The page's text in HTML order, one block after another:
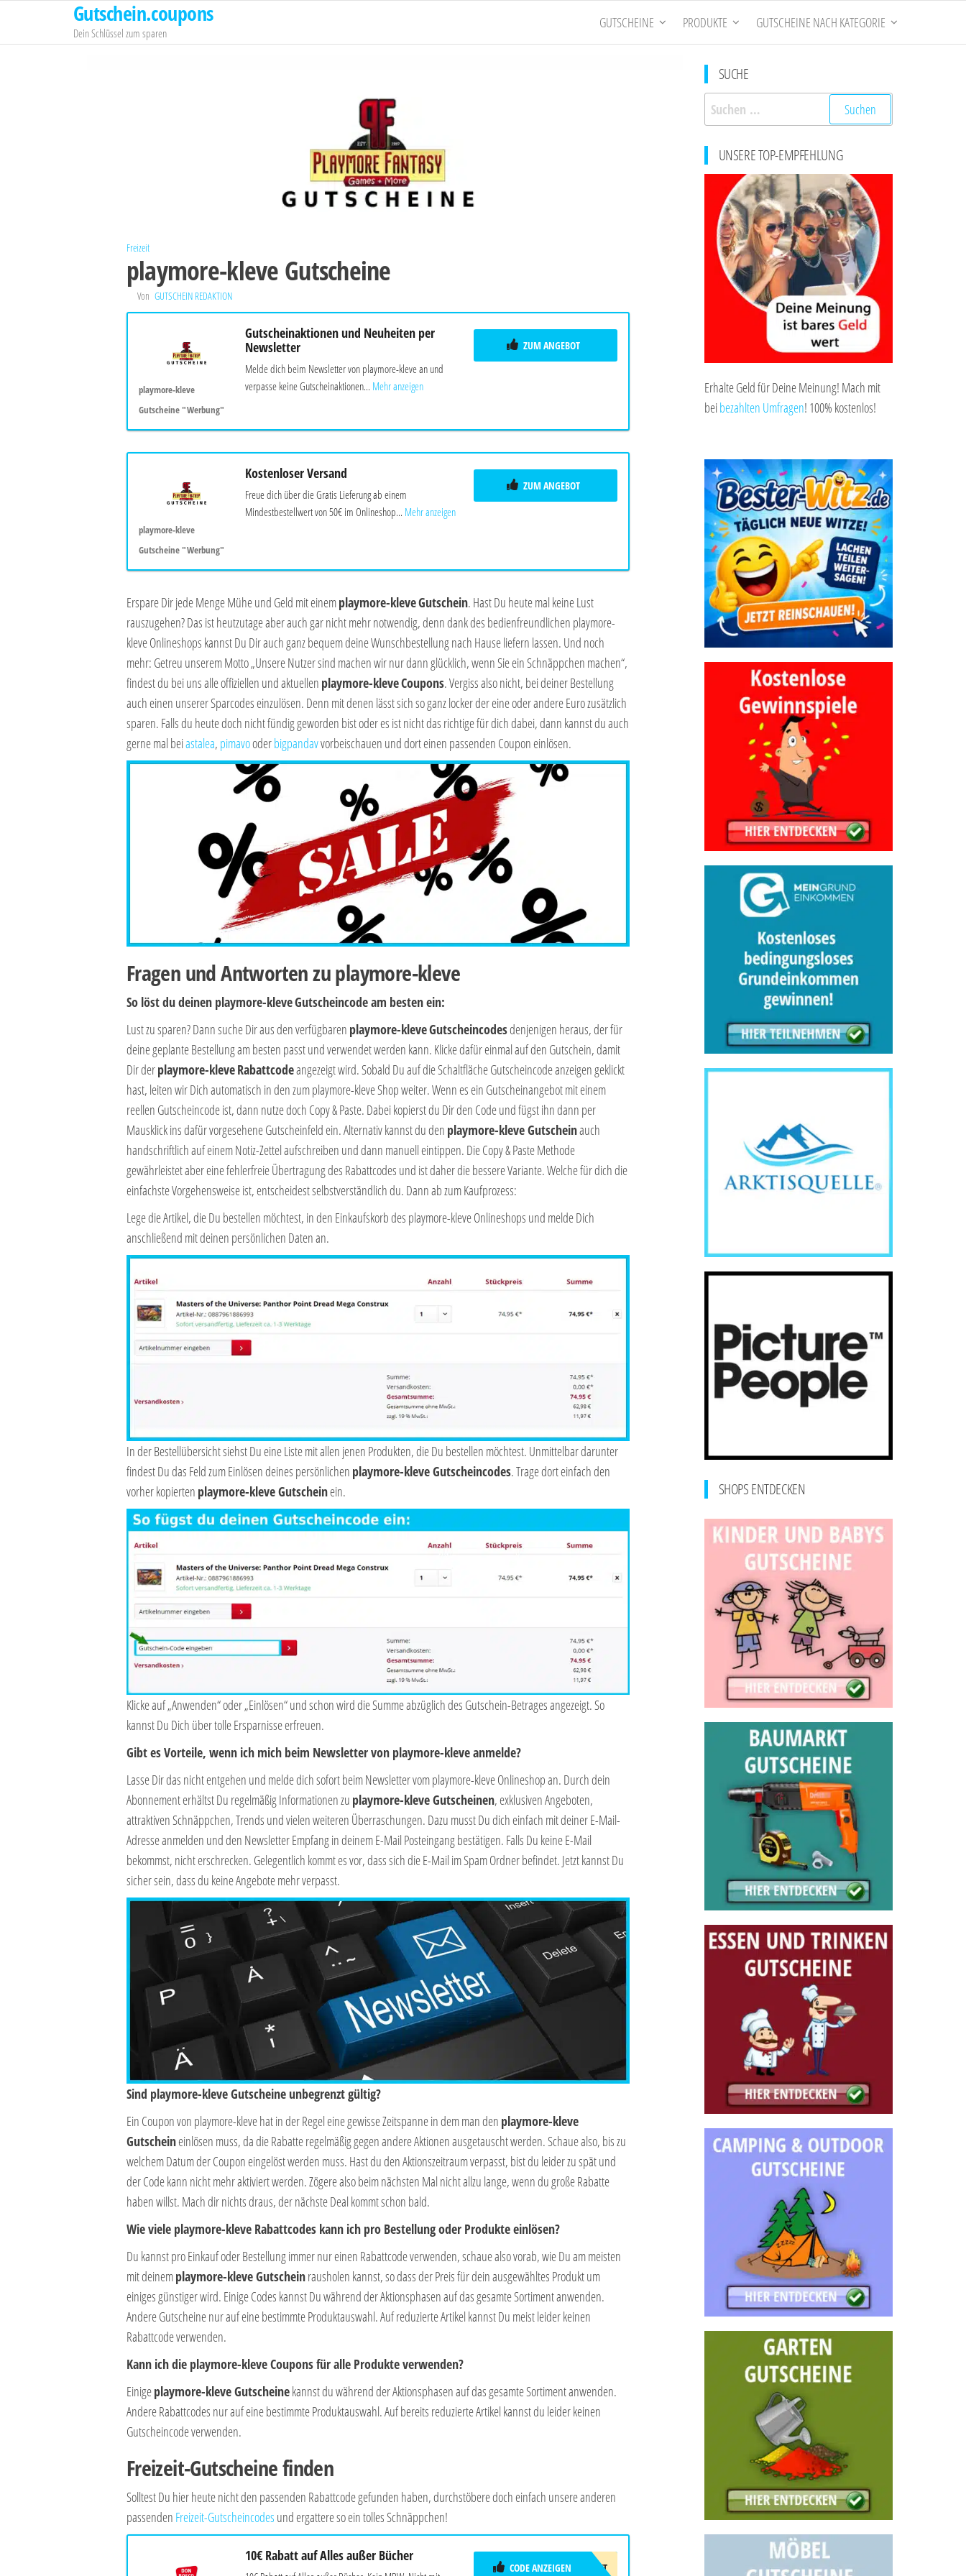
springen
Gutschein.coupons
Dein Schlüssel zum sparen
GUTSCHEINE PRODUKTE GUTSCHEINE NACH KATEGORIE
Freizeit
playmore-kleve Gutscheine
Von GUTSCHEIN REDAKTION
playmore-kleve
Gutscheine "Werbung"
Gutscheinaktionen und Neuheiten per
Newsletter
Melde dich beim Newsletter von playmore-kleve an und
verpasse keine Gutscheinaktionen... Mehr anzeigen
ZUM ANGEBOT
playmore-kleve
Gutscheine "Werbung"
Kostenloser Versand
Freue dich über die Gratis Lieferung ab einem
Mindestbestellwert von 50€ im Onlineshop... Mehr anzeigen
ZUM ANGEBOT
Erspare Dir jede Menge Mühe und Geld mit einemplaymore-kleveGutschein. Hast Du heute mal keine Lust
rauszugehen? Das ist heutzutage aber auch gar nicht mehr notwendig, denn dank des bedienfreundlichen playmore-
kleve Onlineshops kannst Du Dir auch ganz bequem deine Wunschbestellung nach Hause liefern lassen. Und noch
mehr: Getreu unserem Motto „Unsere Nutzer sind machen wir nur dann glücklich, wenn Sie ein Schnäppchen machen“,
findest du bei uns alle offiziellen und aktuellen playmore-kleveCoupons. Vergiss also nicht, bei deiner Bestellung
auch einen unserer Sparcodes einzulösen. Denn mit denen lässt sich so ganz locker der eine oder andere Euro zusätzlich
sparen. Falls du heute doch nicht fündig geworden bist oder es ist nicht das richtige für dich dabei, dann kannst du auch
gerne mal beiastalea, pimavooderbigpandavvorbeischauen und dort einen passenden Coupon einlösen.
Fragen und Antworten zu playmore-kleve
So löst du deinen playmore-kleveGutscheincode am besten ein:
Lust zu sparen? Dann suche Dir aus den verfügbaren playmore-kleveGutscheincodesdenjenigen heraus, der für
deine geplante Bestellung am besten passt und verwendet werden kann. Klicke dafür einmal auf den Gutschein, damit
Dir derplaymore-kleveRabattcodeangezeigt wird. Sobald Du auf die Schaltfläche Gutscheincode anzeigen geklickt
hast, leiten wir Dich automatisch in den zum playmore-kleve Shop weiter. Wenn es ein Gutscheinangebot mit einem
reellen Gutscheincode ist, dann nutze doch Copy & Paste. Dabei kopierst du Dir den Code und fügst ihn dann per
Mausklick ins dafür vorgesehene Gutscheinfeld ein. Alternativ kannst du den playmore-kleve Gutscheinauch
handschriftlich auf einem Notiz-Zettel aufschreiben und dann manuell eintippen. Die Copy & Paste Methode
gewährleistet aber eine fehlerfreie Übertragung des Rabattcodes und ist daher die bessere Variante. Welche für dich die
einfachste Vorgehensweise ist, entscheidest selbstverständlich du. Dann ab zum Kaufprozess:
Lege die Artikel, die Du bestellen möchtest, in den Einkaufskorb des playmore-kleve Onlineshops und melde Dich
anschließend mit deinen persönlichen Daten an.
In der Bestellübersicht siehst Du eine Liste mit allen jenen Produkten, die Du bestellen möchtest. Unmittelbar darunter
findest Du das Feld zum Einlösen deines persönlichen playmore-kleve Gutscheincodes. Trage dort einfach den
vorher kopierten playmore-kleve Gutscheinein.
Klicke auf „Anwenden“ oder „Einlösen“ und schon wird die Summe abzüglich des Gutschein-Betrages angezeigt. So
kannst Du Dich über tolle Ersparnisse erfreuen.
Gibt es Vorteile, wenn ich mich beim Newsletter von playmore-kleve anmelde?
Lasse Dir das nicht entgehen und melde dich sofort beim Newsletter vom playmore-kleve Onlineshop an. Durch dein
Abonnement erhältst Du regelmäßig Informationen zu playmore-kleve Gutscheinen, exklusiven Angeboten,
attraktiven Schnäppchen, Trends und vielen weiteren Überraschungen. Dazu musst Du dich einfach mit deiner E-Mail-
Adresse anmelden und den Newsletter Empfang in deinem E-Mail Posteingang bestätigen. Falls Du keine E-Mail
bekommst, nicht erschrecken. Gelegentlich kommt es vor, dass sich die E-Mail im Spam Ordner befindet. Jetzt kannst Du
sicher sein, dass du keine Angebote mehr verpasst.
Sind playmore-kleve Gutscheine unbegrenzt gültig?
Ein Coupon von playmore-kleve hat in der Regel eine gewisse Zeitspanne in dem man den playmore-kleve
Gutscheineinlösen muss, da die Rabatte regelmäßig gegen andere Aktionen ausgetauscht werden. Schaue also, bis zu
welchem Datum der Coupon eingelöst werden muss. Hast du den Aktionszeitraum verpasst, bist du leider zu spät und
der Code kann nicht mehr aktiviert werden. Zögere also beim nächsten Mal nicht allzu lange, wenn du große Rabatte
haben willst. Mach dir nichts draus, der nächste Deal kommt schon bald.
Wie viele playmore-kleve Rabattcodes kann ich pro Bestellung oder Produkte einlösen?
Du kannst pro Einkauf oder Bestellung immer nur einen Rabattcode verwenden, schaue also vorab, wie Du am meisten
mit deinemplaymore-kleve Gutscheinrausholen kannst, so dass der Preis für dein ausgewähltes Produkt um
einiges günstiger wird. Einige Codes kannst Du während der Aktionsphasen auf das gesamte Sortiment anwenden.
Andere Gutscheine nur auf eine bestimmte Produktauswahl. Auf reduzierte Artikel kannst Du meist leider keinen
Rabattcode verwenden.
Kann ich die playmore-kleve Coupons für alle Produkte verwenden?
Einigeplaymore-kleve Gutscheinekannst du während der Aktionsphasen auf das gesamte Sortiment anwenden.
Andere Rabattcodes nur auf eine bestimmte Produktauswahl. Auf bereits reduzierte Artikel kannst du leider keinen
Gutscheincode verwenden.
Freizeit-Gutscheine finden
Solltest Du hier heute nicht den passenden Rabattcode gefunden haben, durchstöbere doch einfach unsere anderen
passenden Freizeit-Gutscheincodes und ergattere so ein tolles Schnäppchen!
10€ Rabatt auf Alles außer Bücher
10EUROGESCHENKT
CODE ANZEIGEN
SUCHE
Suchen
nach:
UNSERE TOP-EMPFEHLUNG
Erhalte Geld für Deine Meinung! Mach mit
beibezahlten Umfragen! 100% kostenlos!
SHOPS ENTDECKEN